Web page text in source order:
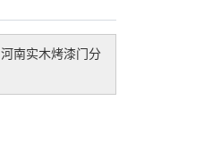
河南实木烤漆门 分